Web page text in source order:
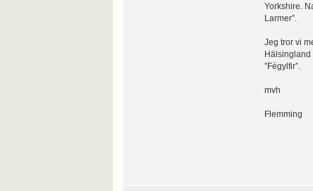
Yorkshire.
Larmer”.
Jeg tror vi
Hälsingland
”Fégylfir”.
mvh
Flemming